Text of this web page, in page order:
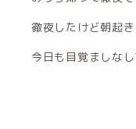
徹夜したけど朝起
今日も目覚ましな